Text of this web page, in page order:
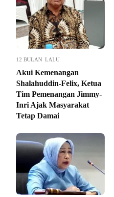
12 BULAN LALU
Akui Kemenangan
Shalahuddin-Felix, Ketua
Tim Pemenangan Jimmy-
Inri Ajak Masyarakat
Tetap Damai